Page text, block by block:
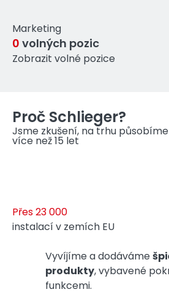
Marketing
0 volných pozic
Zobrazit volné pozice
Proč Schlieger?
Jsme zkušení, na trhu působíme
více než 15 let
Přes 23 000
instalací v zemích EU
Vyvíjíme a dodáváme
produkty, vybavené
funkcemi.